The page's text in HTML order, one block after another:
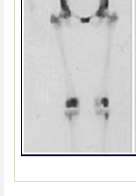
Resúmenes de congresos